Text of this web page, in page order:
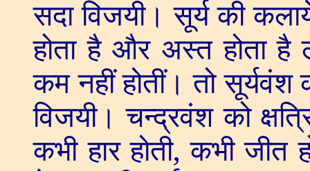
सदा विजयी। सूर्य की
होता है और अस्त होता
कम नहीं होतीं। तो
विजयी। चन्द्रवंश को
कभी हार होती,कभी जीत